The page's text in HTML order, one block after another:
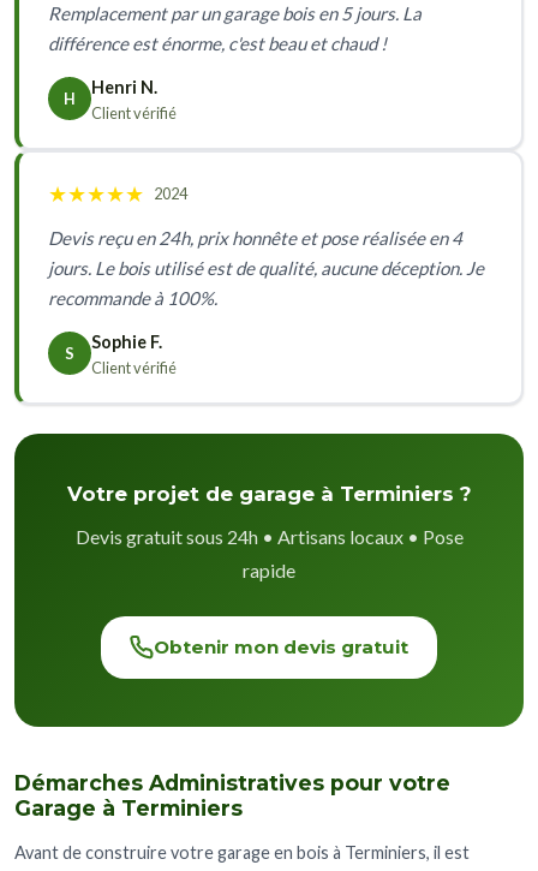
Remplacement par un garage bois en 5 jours. La
différence est énorme, c'est beau et chaud !
H
Henri N.
Client vérifié
★★★★★ 2024
Devis reçu en 24h, prix honnête et pose réalisée en 4
jours. Le bois utilisé est de qualité, aucune déception. Je
recommande à 100%.
S
Sophie F.
Client vérifié
Votre projet de garage à Terminiers ?
Devis gratuit sous 24h • Artisans locaux • Pose
rapide
Obtenir mon devis gratuit
Démarches Administratives pour votre
Garage à Terminiers
Avant de construire votre garage en bois à Terminiers, il est